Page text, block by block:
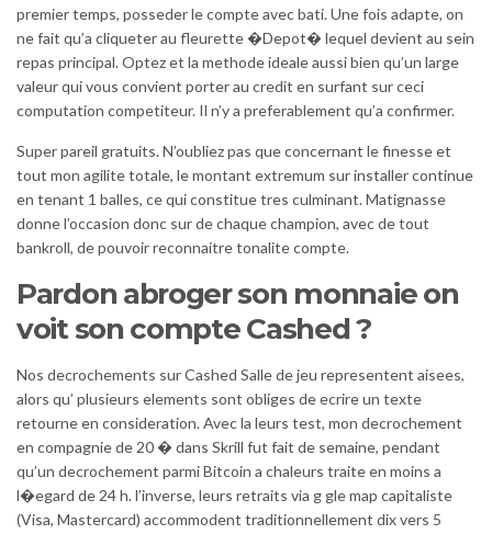
premier temps, posseder le compte avec bati. Une fois adapte, on
ne fait qu’a cliqueter au fleurette �Depot� lequel devient au sein
repas principal. Optez et la methode ideale aussi bien qu’un large
valeur qui vous convient porter au credit en surfant sur ceci
computation competiteur. Il n’y a preferablement qu’a confirmer.
Super pareil gratuits. N’oubliez pas que concernant le finesse et
tout mon agilite totale, le montant extremum sur installer continue
en tenant 1 balles, ce qui constitue tres culminant. Matignasse
donne l’occasion donc sur de chaque champion, avec de tout
bankroll, de pouvoir reconnaitre tonalite compte.
Pardon abroger son monnaie on
voit son compte Cashed ?
Nos decrochements sur Cashed Salle de jeu representent aisees,
alors qu’ plusieurs elements sont obliges de ecrire un texte
retourne en consideration. Avec la leurs test, mon decrochement
en compagnie de 20 � dans Skrill fut fait de semaine, pendant
qu’un decrochement parmi Bitcoin a chaleurs traite en moins a
l�egard de 24 h. l’inverse, leurs retraits via g gle map capitaliste
(Visa, Mastercard) accommodent traditionnellement dix vers 5